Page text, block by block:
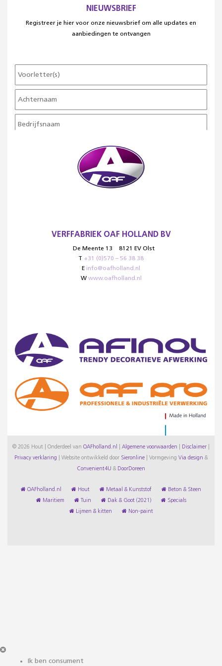
NIEUWSBRIEF
Registreer je hier voor onze nieuwsbrief om alle updates en
aanbiedingen te ontvangen
VERFFABRIEK OAF HOLLAND BV
De Meente 13
8121 EV Olst
T +31 (0)570 – 56 38 38
E info@oafholland.nl
W www.oafholland.nl
© 2026 Hout | Onderdeel van OAFholland.nl Algemene voorwaarden Disclaimer
Privacy verklaring Website ontwikkeld door Sieronline Vormgeving Via design &
Convenient4U & DoorDoreen
OAFholland.nl Hout Metaal & Kunststof Beton & Steen
Maritiem Tuin Dak & Goot (2021) Specials
Lijmen & kitten Non-paint
Ik ben consument